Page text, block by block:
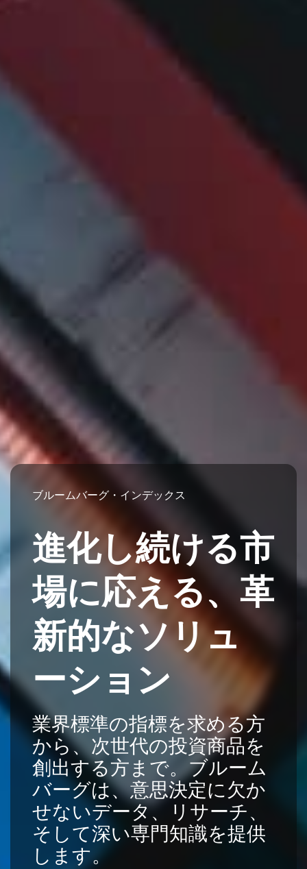
ブルームバーグ・インデックス
進化し続ける市
場に応える、革
新的なソリュ
ーション
業界標準の指標を求める方
から、次世代の投資商品を
創出する方まで。ブルーム
バーグは、意思決定に欠か
せないデータ、リサーチ、
そして深い専門知識を提供
します。